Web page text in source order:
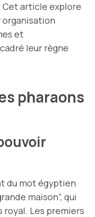
article explore
organisation
et
leur règne
pharaons
du mot égyptien
maison”, qui
royal. Les premiers